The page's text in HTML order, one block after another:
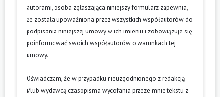
autorami, osoba zgłaszająca niniejszy formularz zapewnia,
że została upoważniona przez wszystkich współautorów do
podpisania niniejszej umowy w ich imieniu i zobowiązuje się
poinformować swoich współautorów o warunkach tej
umowy.
Oświadczam, że w przypadku nieuzgodnionego z redakcją
i/lub wydawcą czasopisma wycofania przeze mnie tekstu z